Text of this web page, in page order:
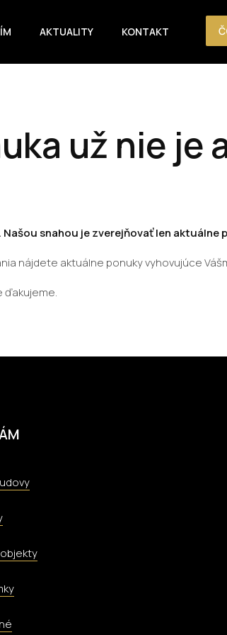
AKTUALITY KONTAKT
už nie je
snahou je zverejňovať len aktuálne
nájdete aktuálne ponuky vyhovujúce
ďakujeme.